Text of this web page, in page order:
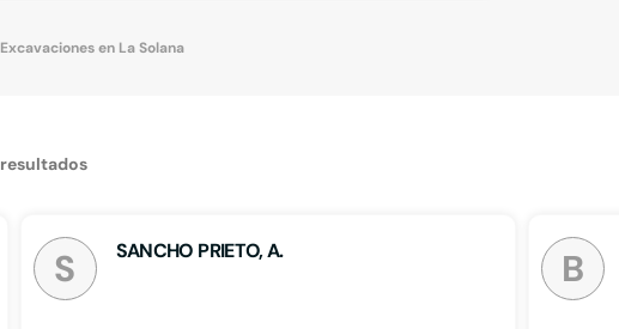
Excavaciones en La Solana
resultados
S SANCHO PRIETO, A. B